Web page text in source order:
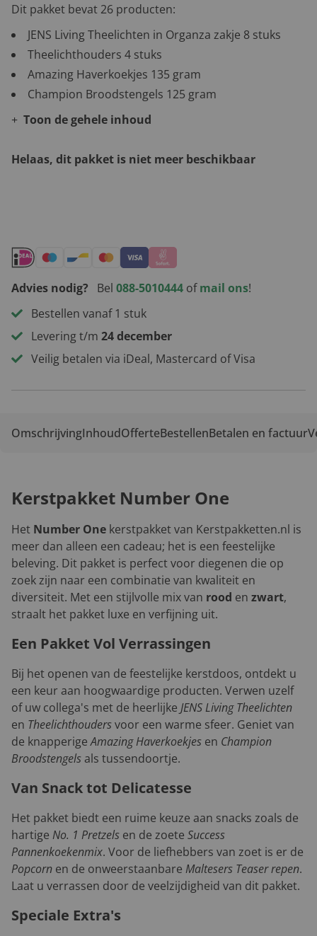
Dit pakket bevat 26 producten:
JENS Living Theelichten in Organza zakje 8 stuks
Theelichthouders 4 stuks
Amazing Haverkoekjes 135 gram
Champion Broodstengels 125 gram
Toon de gehele inhoud
Helaas, dit pakket is niet meer beschikbaar
Advies nodig? Bel 088-5010444 ofmail ons!
Bestellen vanaf 1 stuk
Levering t/m 24 december
Veilig betalen via iDeal, Mastercard of Visa
OmschrijvingInhoudOfferteBestellenBetalen en factuur
Kerstpakket Number One
Het Number One kerstpakket van Kerstpakketten.nl is
meer dan alleen een cadeau; het is een feestelijke
beleving. Dit pakket is perfect voor diegenen die op
zoek zijn naar een combinatie van kwaliteit en
diversiteit. Met een stijlvolle mix van rood en zwart,
straalt het pakket luxe en verfijning uit.
Een Pakket Vol Verrassingen
Bij het openen van de feestelijke kerstdoos, ontdekt u
een keur aan hoogwaardige producten. Verwen uzelf
of uw collega's met de heerlijke JENS Living Theelichten
en Theelichthoudersvoor een warme sfeer. Geniet van
de knapperigeAmazing Haverkoekjes en Champion
Broodstengelsals tussendoortje.
Van Snack tot Delicatesse
Het pakket biedt een ruime keuze aan snacks zoals de
hartige No. 1 Pretzels en de zoete Success
Pannenkoekenmix. Voor de liefhebbers van zoet is er de
Popcorn en de onweerstaanbare Maltesers Teaser repen.
Laat u verrassen door de veelzijdigheid van dit pakket.
Speciale Extra's